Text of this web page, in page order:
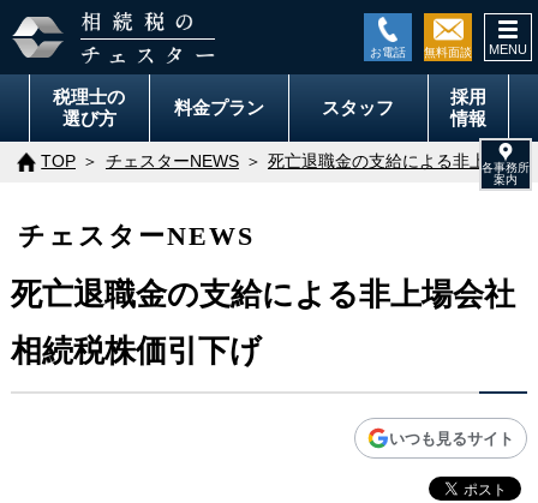
税理士の
選び方
料金プラン スタッフ
採用
情報
TOP チェスターNEWS 死亡退職金の支給による非上場会
チェスターNEWS
死亡退職金の支給による非上場会社
相続税株価引下げ
いつも見るサイト